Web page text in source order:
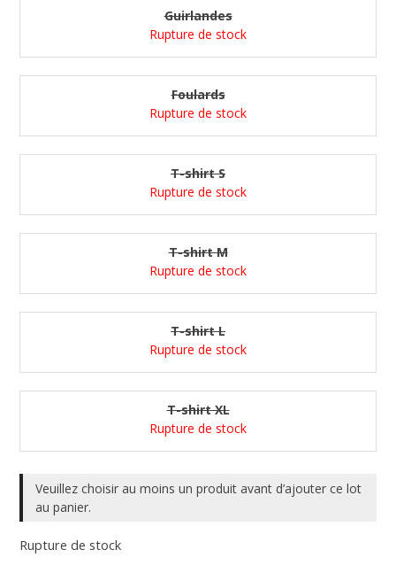
Guirlandes
Rupture de stock
Foulards
Rupture de stock
T-shirt S
Rupture de stock
T-shirt M
Rupture de stock
T-shirt L
Rupture de stock
T-shirt XL
Rupture de stock
Veuillez choisir au moins un produit avant d’ajouter ce lot
au panier.
Rupture de stock